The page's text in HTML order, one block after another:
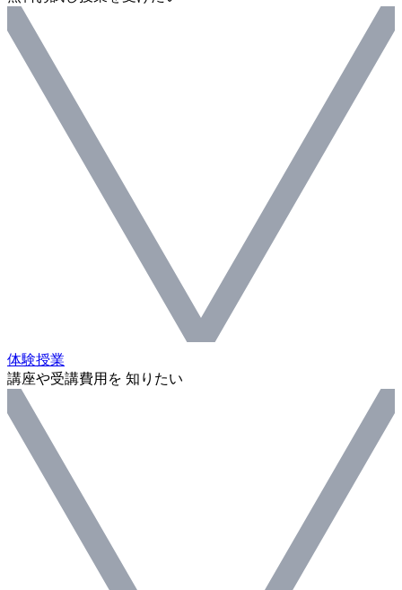
体験授業
講座や受講費用を 知りたい